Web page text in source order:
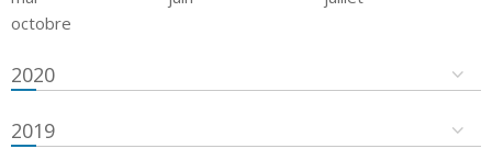
octobre
2020
2019